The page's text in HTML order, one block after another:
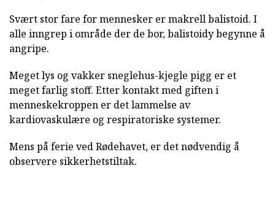
Svært stor fare for mennesker er makrell balistoid. I
alle inngrep i område der de bor, balistoidy begynne å
angripe.
Meget lys og vakker sneglehus-kjegle pigg er et
meget farlig stoff. Etter kontakt med giften i
menneskekroppen er det lammelse av
kardiovaskulære og respiratoriske systemer.
Mens på ferie ved Rødehavet, er det nødvendig å
observere sikkerhetstiltak.